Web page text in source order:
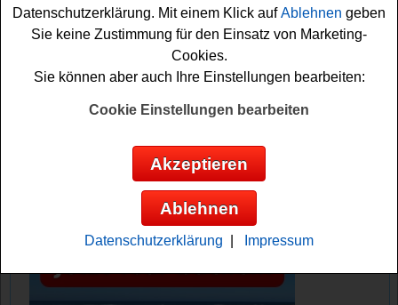
TV Movie verlost einen 100 Euro Tchibo
Datenschutzerklärung. Mit einem Klick aufAblehnen geben
Sie keine Zustimmung für den Einsatz von Marketing-
Cookies.
Sie können aber auch Ihre Einstellungen bearbeiten:
Cookie Einstellungen bearbeiten
Akzeptieren
Ablehnen
Datenschutzerklärung Impressum